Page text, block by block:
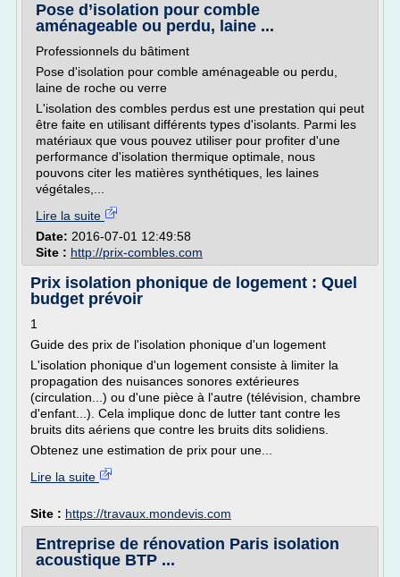
Pose d’isolation pour comble
aménageable ou perdu, laine ...
Professionnels du bâtiment
Pose d'isolation pour comble aménageable ou perdu,
laine de roche ou verre
L'isolation des combles perdus est une prestation qui peut
être faite en utilisant différents types d'isolants. Parmi les
matériaux que vous pouvez utiliser pour profiter d'une
performance d'isolation thermique optimale, nous
pouvons citer les matières synthétiques, les laines
végétales,...
Lire la suite
Date: 2016-07-01 12:49:58
Site : http://prix-combles.com
Prix isolation phonique de logement : Quel
budget prévoir
1
Guide des prix de l'isolation phonique d'un logement
L'isolation phonique d'un logement consiste à limiter la
propagation des nuisances sonores extérieures
(circulation...) ou d'une pièce à l'autre (télévision, chambre
d'enfant...). Cela implique donc de lutter tant contre les
bruits dits aériens que contre les bruits dits solidiens.
Obtenez une estimation de prix pour une...
Lire la suite
Site : https://travaux.mondevis.com
Entreprise de rénovation Paris isolation
acoustique BTP ...